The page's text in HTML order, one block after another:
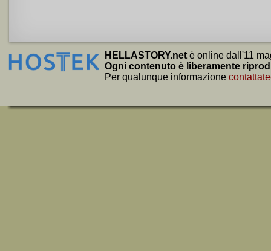
HELLASTORY.net è online dall'11
Ogni contenuto è liberamente
Per qualunque informazione